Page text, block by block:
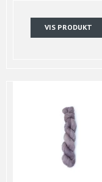
VIS PRODUKT